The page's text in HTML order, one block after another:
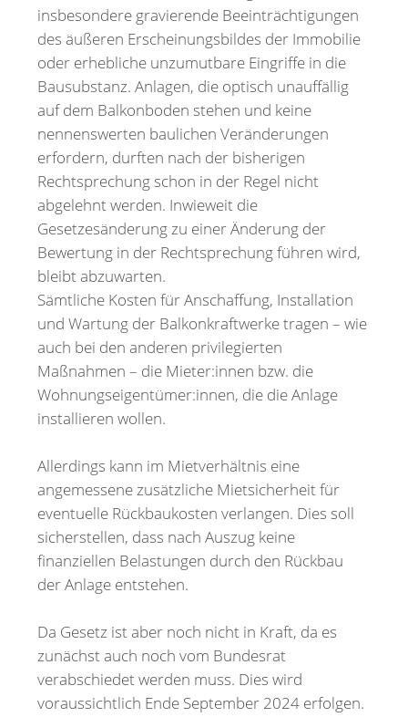
insbesondere gravierende Beeinträchtigungen
des äußeren Erscheinungsbildes der Immobilie
oder erhebliche unzumutbare Eingriffe in die
Bausubstanz. Anlagen, die optisch unauffällig
auf dem Balkonboden stehen und keine
nennenswerten baulichen Veränderungen
erfordern, durften nach der bisherigen
Rechtsprechung schon in der Regel nicht
abgelehnt werden. Inwieweit die
Gesetzesänderung zu einer Änderung der
Bewertung in der Rechtsprechung führen wird,
bleibt abzuwarten.
Sämtliche Kosten für Anschaffung, Installation
und Wartung der Balkonkraftwerke tragen – wie
auch bei den anderen privilegierten
Maßnahmen – die Mieter:innen bzw. die
Wohnungseigentümer:innen, die die Anlage
installieren wollen.
Allerdings kann im Mietverhältnis eine
angemessene zusätzliche Mietsicherheit für
eventuelle Rückbaukosten verlangen. Dies soll
sicherstellen, dass nach Auszug keine
finanziellen Belastungen durch den Rückbau
der Anlage entstehen.
Da Gesetz ist aber noch nicht in Kraft, da es
zunächst auch noch vom Bundesrat
verabschiedet werden muss. Dies wird
voraussichtlich Ende September 2024 erfolgen.